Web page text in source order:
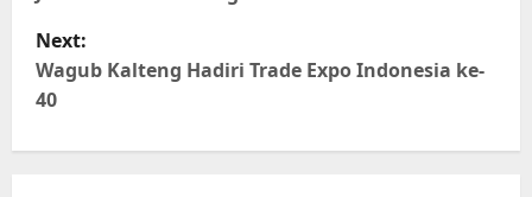
s
t
Next:
Wagub Kalteng Hadiri Trade Expo Indonesia ke-
40